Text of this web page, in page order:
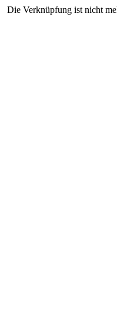
Die Verknüpfung ist nicht